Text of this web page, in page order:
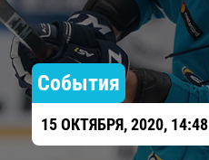
События
15 ОКТЯБРЯ, 2020, 14:48